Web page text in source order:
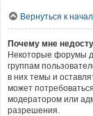
Вернуться к
Почему мне
Некоторые форумы
группам
в них темы и
может
модератором или
разрешения.